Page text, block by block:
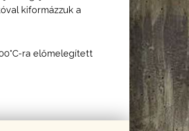
kiformázzuk a
ra előmelegített